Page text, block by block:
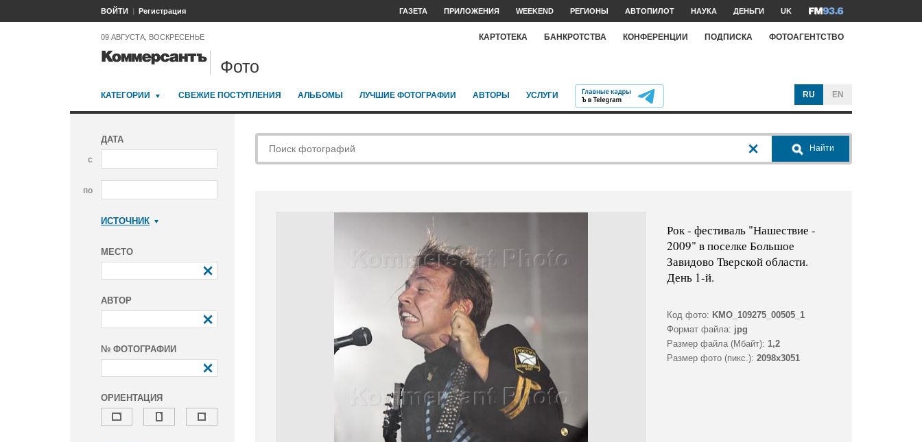
ВОЙТИ Регистрация ГАЗЕТА ПРИЛОЖЕНИЯ WEEKEND РЕГИОНЫ АВТОПИЛОТ НАУКА ДЕНЬГИ UK
09 АВГУСТА, ВОСКРЕСЕНЬЕ КАРТОТЕКА БАНКРОТСТВА КОНФЕРЕНЦИИ ПОДПИСКА ФОТОАГЕНТСТВО
Фото
КАТЕГОРИИ СВЕЖИЕ ПОСТУПЛЕНИЯ АЛЬБОМЫ ЛУЧШИЕ ФОТОГРАФИИ АВТОРЫ УСЛУГИ RU EN
ДАТА
с
по
ИСТОЧНИК
МЕСТО
АВТОР
№ ФОТОГРАФИИ
ОРИЕНТАЦИЯ
Найти
Рок - фестиваль "Нашествие -
2009" в поселке Большое
Завидово Тверской области.
День 1-й.
Код фото: KMO_109275_00505_1
Формат файла: jpg
Размер файла (Мбайт): 1,2
Размер фото (пикс.): 2098x3051